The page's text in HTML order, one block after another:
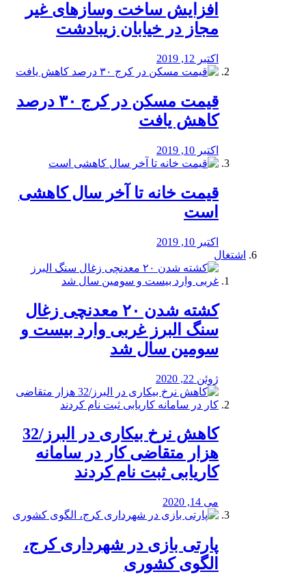
افزایش ساخت وسازهای غیر
مجاز در خیابان زیبادشت
اکتبر 12, 2019
️قیمت مسکن در کرج ۳۰ درصد
کاهش یافت
اکتبر 10, 2019
قیمت خانه تا آخر سال کاهشی
است
اکتبر 10, 2019
اشتغال
کشته شدن ۲۰ معدنچی زغال
سنگ البرز غربی وارد بیست و
سومین سال شد
ژوئن 22, 2020
کاهش نرخ بیکاری در البرز/32
هزار متقاضی کار در سامانه
کاریابی ثبت نام کردند
می 14, 2020
پارتی بازی در شهرداری کرج،
الگوی کشوری